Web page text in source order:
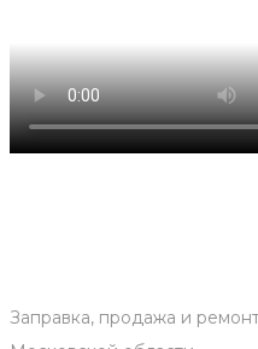
Заправка, продажа и